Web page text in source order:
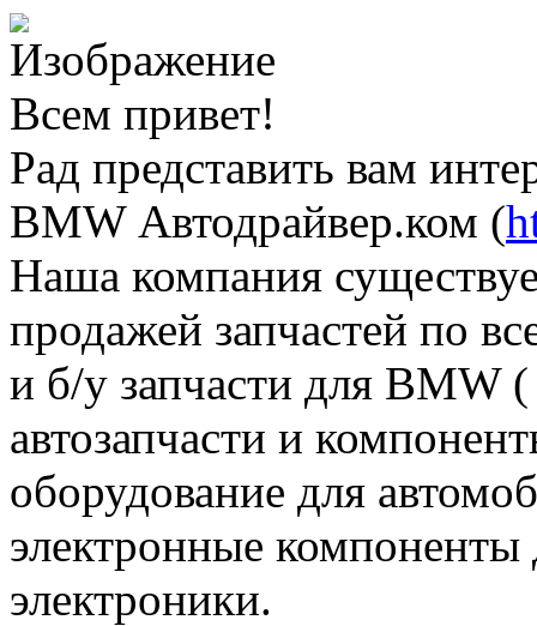
Всем привет!
Рад представить вам
BMW Автодрайвер.ком (
Наша компания
продажей запчастей по
и б/у запчасти для BMW
автозапчасти и
оборудование для
электронные
электроники.